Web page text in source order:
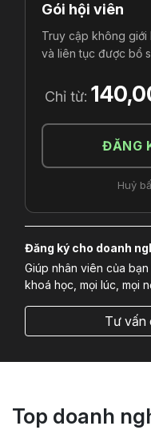
Gói hội viên
Truy cập không giới
và liên tục được bổ
Chỉ từ:
ĐĂNG
Huỷ
Đăng ký cho doanh
Giúp nhân viên của
khoá học, mọi lúc, mọi
Tư vấn
Top doanh